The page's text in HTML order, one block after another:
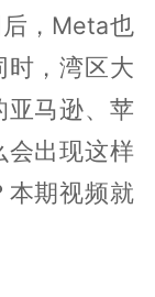
，Meta也
时，湾区大
亚马逊、苹
会出现这样
本期视频就